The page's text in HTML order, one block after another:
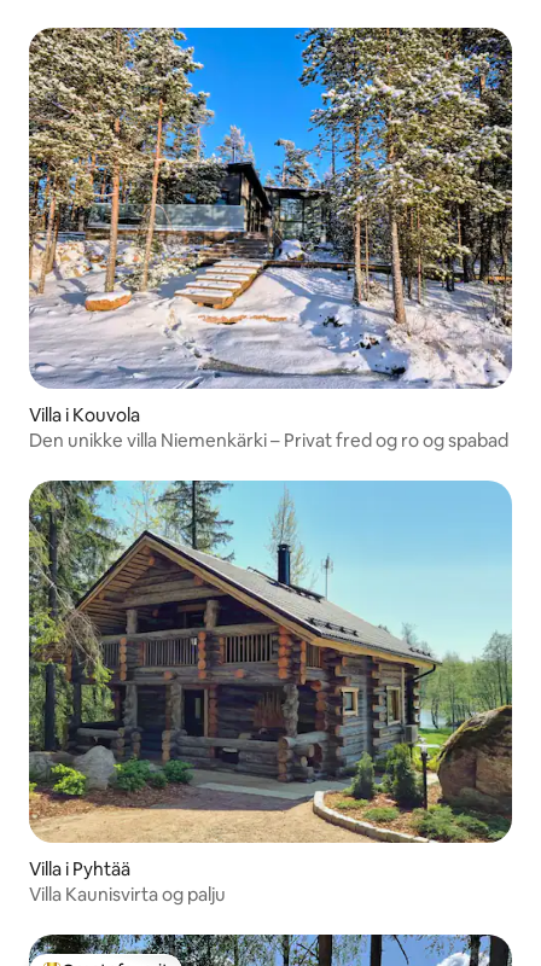
Villa i Kouvola
Den unikke villa Niemenkärki – Privat fred og ro og spabad
Villa i Pyhtää
Villa Kaunisvirta og palju